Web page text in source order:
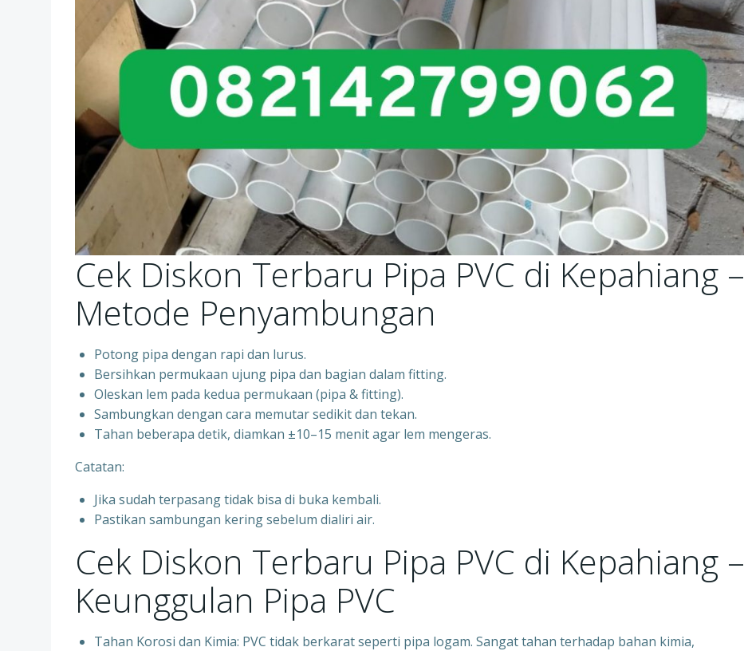
Cek Diskon Terbaru Pipa PVC di Kepahiang –
Metode Penyambungan
Potong pipa dengan rapi dan lurus.
Bersihkan permukaan ujung pipa dan bagian dalam fitting.
Oleskan lem pada kedua permukaan (pipa & fitting).
Sambungkan dengan cara memutar sedikit dan tekan.
Tahan beberapa detik, diamkan ±10–15 menit agar lem mengeras.
Catatan:
Jika sudah terpasang tidak bisa di buka kembali.
Pastikan sambungan kering sebelum dialiri air.
Cek Diskon Terbaru Pipa PVC di Kepahiang –
Keunggulan Pipa PVC
Tahan Korosi dan Kimia: PVC tidak berkarat seperti pipa logam. Sangat tahan terhadap bahan kimia,